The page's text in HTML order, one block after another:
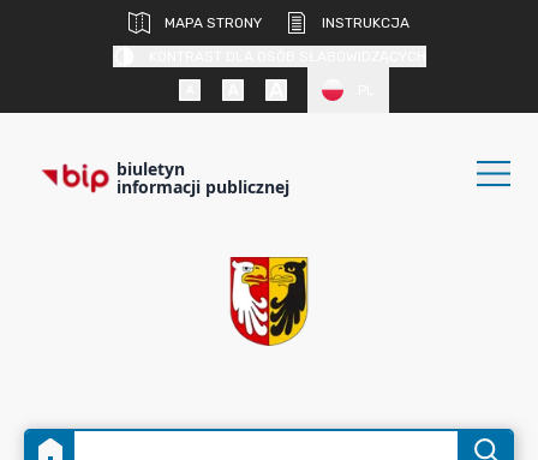
MAPA STRONY
INSTRUKCJA
biuletyn
informacji publicznej